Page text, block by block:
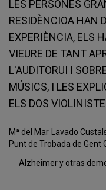
LES PERSONES
RESIDÈNCIOA HAN
EXPERIÈNCIA, ELS
VIEURE DE TANT
L'AUDITORUI I
MÚSICS, I LES
ELS DOS
Mª del Mar
Lavado
Punt de Trobada de Gent
Alzheimer y otras